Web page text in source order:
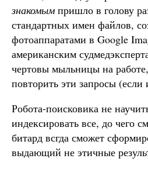
знакомым пришло в голову
стандартных имен файлов,
фотоаппаратами в Google
американским
чертовы мыльницы на
повторить эти запросы
Робота-поисковика не
индексировать все, до чего
битард всгда сможет
выдающий не этичные